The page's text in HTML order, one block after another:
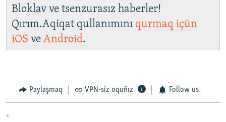
Bloklav ve tsenzurasız haberler!
Qırım.Aqiqat qullanımını qurmaq içün
iOS ve Android.
Paylaşmaq VPN-siz oquñız Follow us
*